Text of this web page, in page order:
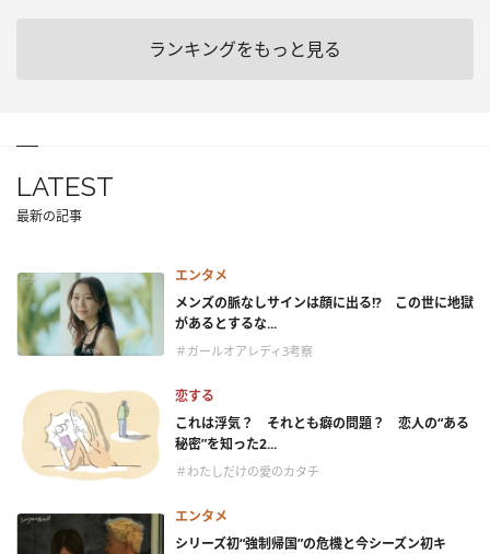
ランキングをもっと見る
LATEST
最新の記事
エンタメ
メンズの脈なしサインは顔に出る!? この世に地獄
があるとするな...
＃ガールオアレディ3考察
恋する
これは浮気？ それとも癖の問題？ 恋人の“ある
秘密”を知った2...
＃わたしだけの愛のカタチ
エンタメ
シリーズ初“強制帰国”の危機と今シーズン初キ